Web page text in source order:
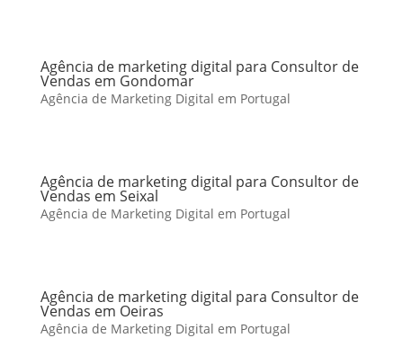
Agência de marketing digital para Consultor de
Vendas em Gondomar
Agência de Marketing Digital em Portugal
Agência de marketing digital para Consultor de
Vendas em Seixal
Agência de Marketing Digital em Portugal
Agência de marketing digital para Consultor de
Vendas em Oeiras
Agência de Marketing Digital em Portugal